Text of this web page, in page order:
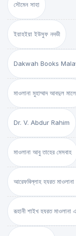
সৌমেন সাহা
ইয়াহইয়া ইউসুফ নদভী
Dakwah Books
মাওলানা মুহাম্মাদ আবদুল
Dr. V. Abdur Rahim
মাওলানা আবু তাহের মেসবাহ
আরেফবিল্লাহ হযরত মাওলানা
রূহানী শাইখ হযরত মাওলানা